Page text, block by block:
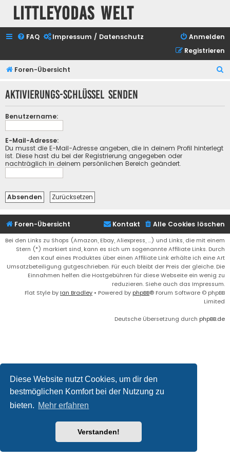
Diese Website nutzt Cookies, um dir den
bestmöglichen Komfort bei der Nutzung zu
bieten. Mehr erfahren
Verstanden!
Littleyodas Welt
FAQ Impressum / Datenschutz
Anmelden
Registrieren
Foren-Übersicht
h
Aktivierungs-Schlüssel senden
Benutzername:
E-Mail-Adresse:
Du musst die E-Mail-Adresse angeben, die in deinem Profil hinterlegt
ist. Diese hast du bei der Registrierung angegeben oder
nachträglich in deinem persönlichen Bereich geändert.
Foren-Übersicht Alle Cookies löschen
Kontakt
Bei den Links zu Shops (Amazon, Ebay, Aliexpress, ...) und Links, die mit einem
Stern (*) markiert sind, kann es sich um sogenannte Affiliate Links. Durch
den Kauf eines Produktes über einen Affiliate Link erhälte ich eine Art
Umsatzbeteiligung gutgeschrieben. Für euch bleibt der Preis der gleiche. Die
Einnahmen helfen die Hostgebühren für diese Webseite ein wenig zu
reduzieren. Siehe auch das Impressum.
Flat Style by Ian Bradley • Powered by phpBB® Forum Software © phpBB
Limited
Deutsche Übersetzung durch phpBB.de